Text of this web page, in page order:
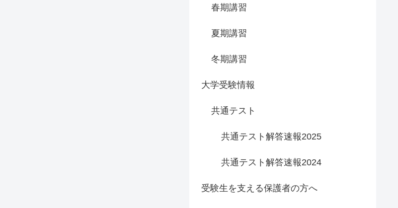
春期講習
夏期講習
冬期講習
大学受験情報
共通テスト
共通テスト解答速報2025
共通テスト解答速報2024
受験生を支える保護者の方へ